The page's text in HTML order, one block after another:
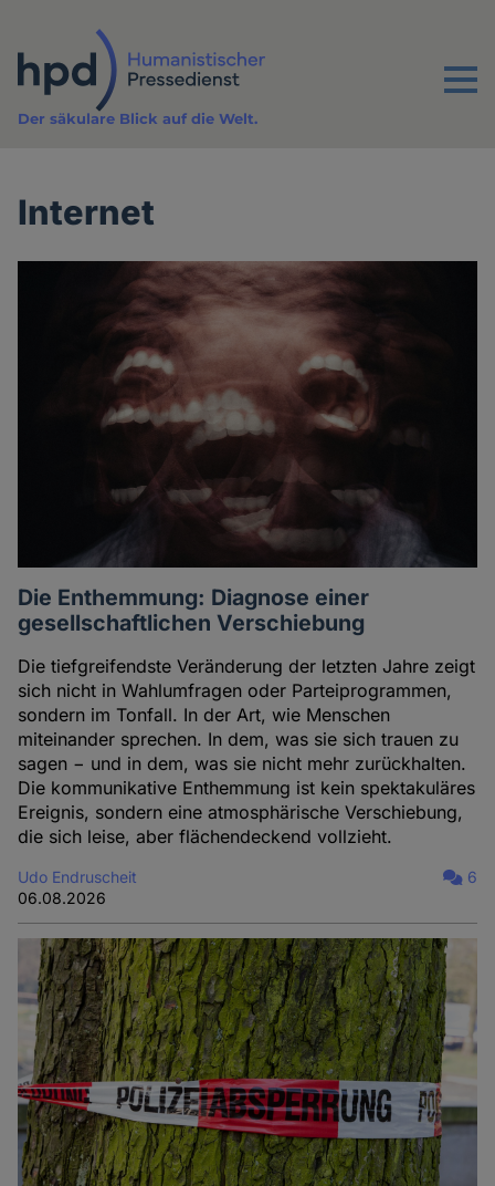
Inhalt
Menu
Der säkulare Blick auf die Welt.
Internet
Die Enthemmung: Diagnose einer
gesellschaftlichen Verschiebung
Die tiefgreifendste Veränderung der letzten Jahre zeigt
sich nicht in Wahlumfragen oder Parteiprogrammen,
sondern im Tonfall. In der Art, wie Menschen
miteinander sprechen. In dem, was sie sich trauen zu
sagen − und in dem, was sie nicht mehr zurückhalten.
Die kommunikative Enthemmung ist kein spektakuläres
Ereignis, sondern eine atmosphärische Verschiebung,
die sich leise, aber flächendeckend vollzieht.
Udo Endruscheit
06.08.2026
6